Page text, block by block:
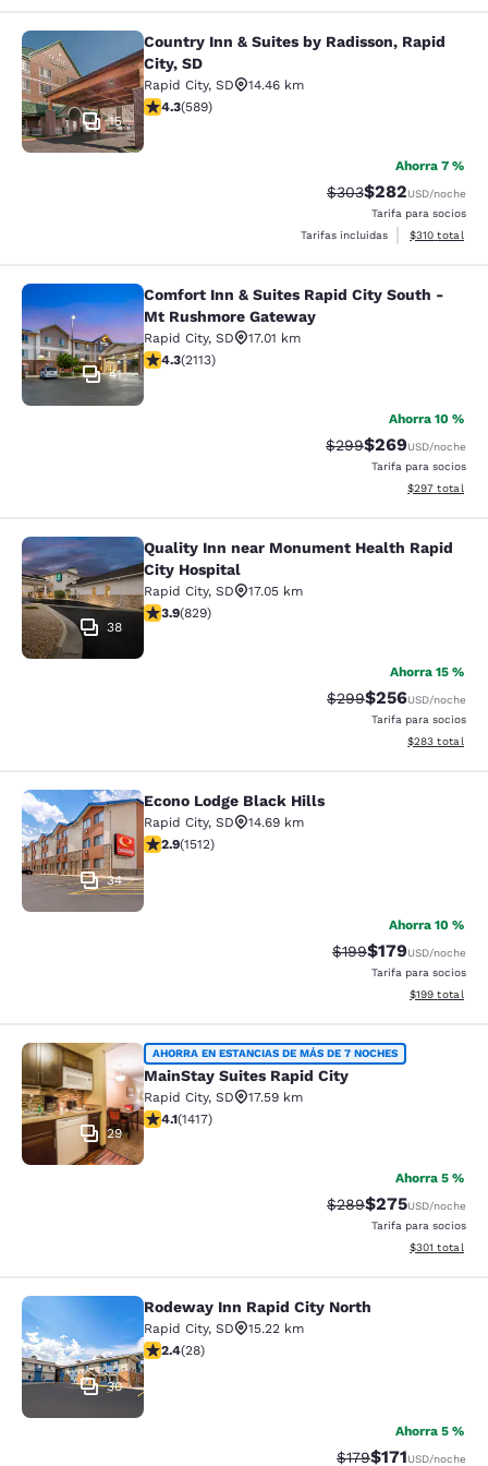
Country Inn & Suites by Radisson,
15
Country Inn & Suites by Radisson, Rapid
City, SD
Rapid City, SD
14.46 km
calificación de 4.33 estrellas. Excelente. 589 reseñas
4.3(589)
Ahorra 7 %
Precio tachado:
$303Precio con
$282USD/noche
Tarifa para socios
Tarifas incluidas
Ver detalles
$310 total
Comfort Inn & Suites Rapid City
41
Comfort Inn & Suites Rapid City South -
Mt Rushmore Gateway
Rapid City, SD
17.01 km
calificación de 4.34 estrellas. Excelente. 2113 reseñas
4.3(2113)
Ahorra 10 %
Precio tachado:
$299Precio con
$269USD/noche
Tarifa para socios
Ver detalles
$297 total
Quality Inn near Monument Health
38
Quality Inn near Monument Health Rapid
City Hospital
Rapid City, SD
17.05 km
calificación de 3.92 estrellas. Bueno. 829 reseñas
3.9(829)
Ahorra 15 %
Precio tachado:
$299Precio con
$256USD/noche
Tarifa para socios
Ver detalles
$283 total
Econo Lodge Black Hills
34
Econo Lodge Black Hills
Rapid City, SD
14.69 km
calificación de 2.92 estrellas. Feria. 1512 reseñas
2.9(1512)
Ahorra 10 %
Precio tachado:
$199Precio con
$179USD/noche
Tarifa para socios
Ver detalles
$199 total
MainStay Suites Rapid City
29
AHORRA EN ESTANCIAS DE MÁS DE 7 NOCHES
MainStay Suites Rapid City
Rapid City, SD
17.59 km
calificación de 4.12 estrellas. Muy bueno. 1417 reseñas
4.1(1417)
Ahorra 5 %
Precio tachado:
$289Precio con
$275USD/noche
Tarifa para socios
Ver detalles
$301 total
Rodeway Inn Rapid City North
30
Rodeway Inn Rapid City North
Rapid City, SD
15.22 km
calificación de 2.43 estrellas. Feria. 28 reseñas
2.4(28)
Ahorra 5 %
Precio tachado:
$179Precio con
$171USD/noche